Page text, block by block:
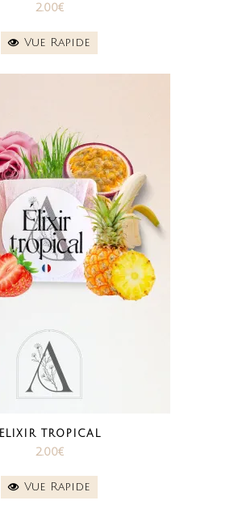
2.00€
Vue Rapide
ELIXIR TROPICAL
2.00€
Vue Rapide